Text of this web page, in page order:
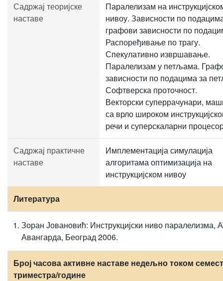
Садржај теоријске
наставе
Паралелизам на
нивоу. Зависности по
графови зависности по
Распоређивање по трагу.
Спекулативно извршавање.
Паралелизам у петљама.
зависности по подацима за
Софтверска проточност.
Векторски суперрачунари,
са врло широком
речи и суперскаларни
Садржај практичне
наставе
Имплементација симулација
алгоритама оптимизација на
инструкцијском нивоу
Литература
Зоран Јовановић: Инструкцијски ниво паралелизма,
Авангарда, Београд 2006.
Број часова активне наставе недељно током
триместра/године